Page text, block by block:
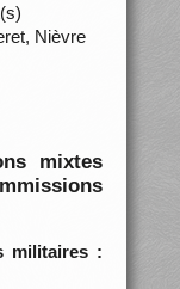
Nièvre
mixtes
militaires :